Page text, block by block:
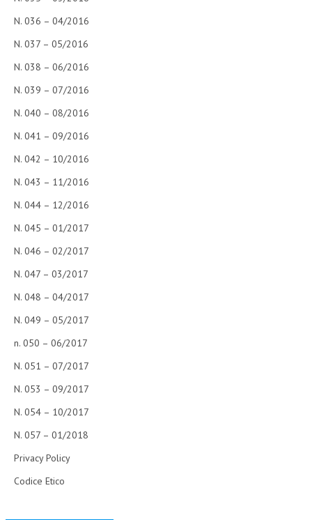
N. 036 – 04/2016
N. 037 – 05/2016
N. 038 – 06/2016
N. 039 – 07/2016
N. 040 – 08/2016
N. 041 – 09/2016
N. 042 – 10/2016
N. 043 – 11/2016
N. 044 – 12/2016
N. 045 – 01/2017
N. 046 – 02/2017
N. 047 – 03/2017
N. 048 – 04/2017
N. 049 – 05/2017
n. 050 – 06/2017
N. 051 – 07/2017
N. 053 – 09/2017
N. 054 – 10/2017
N. 057 – 01/2018
Privacy Policy
Codice Etico